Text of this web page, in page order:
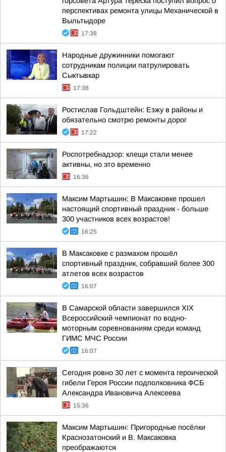
перспективах ремонта улицы Механической в
Выльтыдоре
17:38
Народные дружинники помогают
сотрудникам полиции патрулировать
Сыктывкар
17:38
Ростислав Гольдштейн: Езжу в районы и
обязательно смотрю ремонты дорог
17:22
Роспотребнадзор: клещи стали менее
активны, но это временно
16:36
Максим Мартышин: В Максаковке прошел
настоящий спортивный праздник - больше
300 участников всех возрастов!
16:25
В Максаковке с размахом прошёл
спортивный праздник, собравший более 300
атлетов всех возрастов
16:07
В Самарской области завершился XIХ
Всероссийский чемпионат по водно-
моторным соревнованиям среди команд
ГИМС МЧС России
16:07
Сегодня ровно 30 лет с момента героической
гибели Героя России подполковника ФСБ
Александра Ивановича Алексеева
15:36
Максим Мартышин: Пригородные посёлки
Краснозатонский и В. Максаковка
преображаются